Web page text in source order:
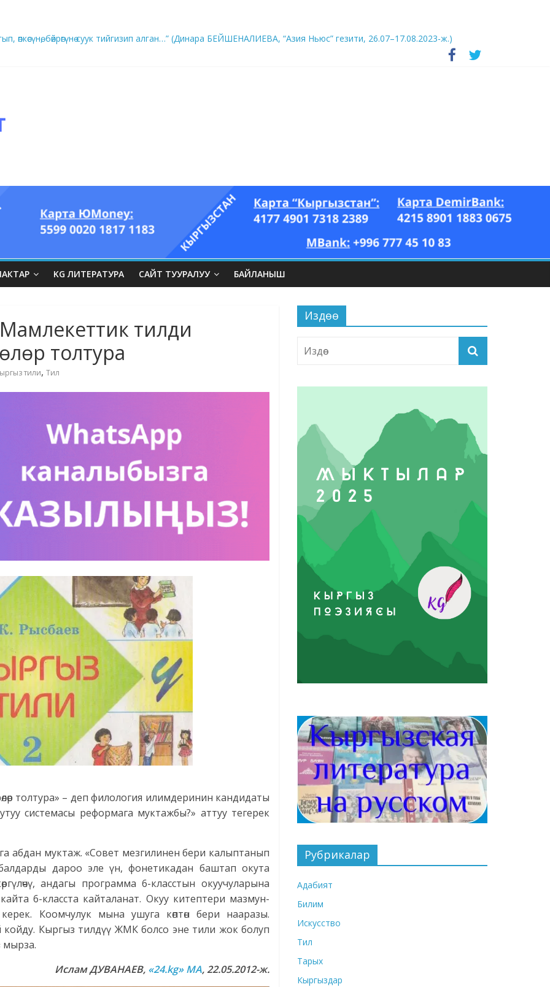
өпкөсүнө, бөйрөгүнө суук тийгизип алган…” (Динара БЕЙШЕНАЛИЕВА, “Азия Ньюс” гезити, 26.07–17.08.2023-ж.)
он үч акындын котормосунда
KG ЛИТЕРАТУРА САЙТ ТУУРАЛУУ БАЙЛАНЫШ
тилди
толтура
тили, Тил
толтура» – деп филология илимдеринин кандидаты
системасы реформага муктажбы?» аттуу тегерек
абдан муктаж. «Совет мезгилинен бери калыптанып
дароо эле үн, фонетикадан баштап окута
андагы программа 6-класстын окуучуларына
6-класста кайталанат. Окуу китептери мазмун-
Коомчулук мына ушуга көптөн бери нааразы.
Кыргыз тилдүү ЖМК болсо эне тили жок болуп
мырза.
Ислам ДУВАНАЕВ, «24.kg» MA, 22.05.2012-ж.
Издөө
Рубрикалар
Адабият
Билим
Искусство
Тил
Тарых
Кыргыздар